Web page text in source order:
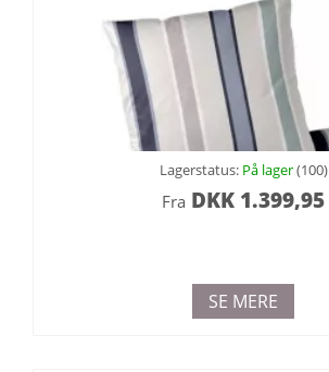
Lagerstatus: På lager(100)
Fra DKK 1.399,95
SE MERE